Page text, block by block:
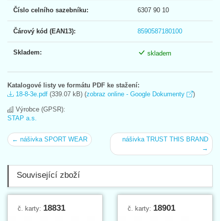
Číslo celního sazebníku: 6307 90 10
Čárový kód (EAN13): 8590587180100
Skladem: skladem
Katalogové listy ve formátu PDF ke stažení:
18-8-3e.pdf (339.07 kB) (zobraz online - Google Dokumenty )
Výrobce (GPSR):
STAP a.s.
← nášivka SPORT WEAR
nášivka TRUST THIS BRAND
→
Související zboží
č. karty: 18831 č. karty: 18901